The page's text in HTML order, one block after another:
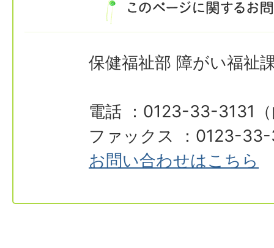
保健福祉部 障がい福祉
電話 ：0123-33-3131
ファックス ：0123-
お問い合わせはこちら